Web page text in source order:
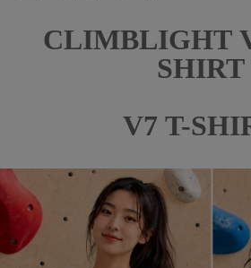
CLIMBLIGHT
SHIRT
V7 T-